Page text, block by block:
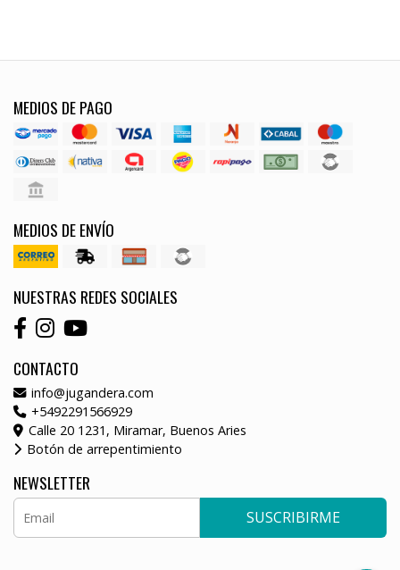
MEDIOS DE PAGO
MEDIOS DE ENVÍO
NUESTRAS REDES SOCIALES
CONTACTO
info@jugandera.com
+5492291566929
Calle 20 1231, Miramar, Buenos Aries
Botón de arrepentimiento
NEWSLETTER
SUSCRIBIRME